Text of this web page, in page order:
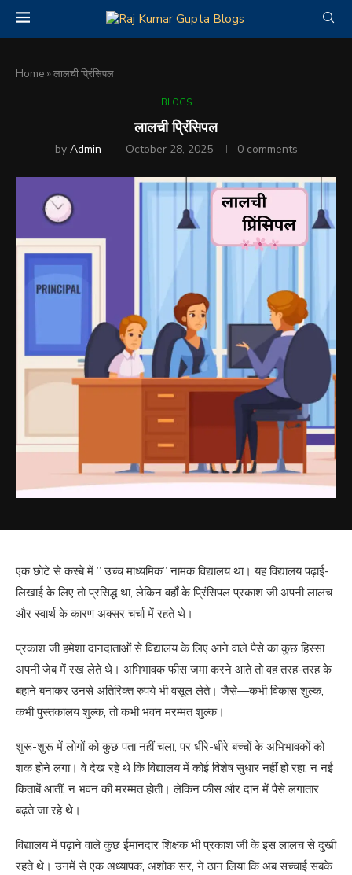
Home »लालची प्रिंसिपल
BLOGS
लालची प्रिंसिपल
by Admin October 28, 2025 0 comments
एक छोटे से कस्बे में ” उच्च माध्यमिक” नामक विद्यालय था। यह विद्यालय पढ़ाई-
लिखाई के लिए तो प्रसिद्ध था, लेकिन वहाँ के प्रिंसिपल प्रकाश जी अपनी लालच
और स्वार्थ के कारण अक्सर चर्चा में रहते थे।
प्रकाश जी हमेशा दानदाताओं से विद्यालय के लिए आने वाले पैसे का कुछ हिस्सा
अपनी जेब में रख लेते थे। अभिभावक फीस जमा करने आते तो वह तरह-तरह के
बहाने बनाकर उनसे अतिरिक्त रुपये भी वसूल लेते। जैसे—कभी विकास शुल्क,
कभी पुस्तकालय शुल्क, तो कभी भवन मरम्मत शुल्क।
शुरू-शुरू में लोगों को कुछ पता नहीं चला, पर धीरे-धीरे बच्चों के अभिभावकों को
शक होने लगा। वे देख रहे थे कि विद्यालय में कोई विशेष सुधार नहीं हो रहा, न नई
किताबें आतीं, न भवन की मरम्मत होती। लेकिन फीस और दान में पैसे लगातार
बढ़ते जा रहे थे।
विद्यालय में पढ़ाने वाले कुछ ईमानदार शिक्षक भी प्रकाश जी के इस लालच से दुखी
रहते थे। उनमें से एक अध्यापक, अशोक सर, ने ठान लिया कि अब सच्चाई सबके